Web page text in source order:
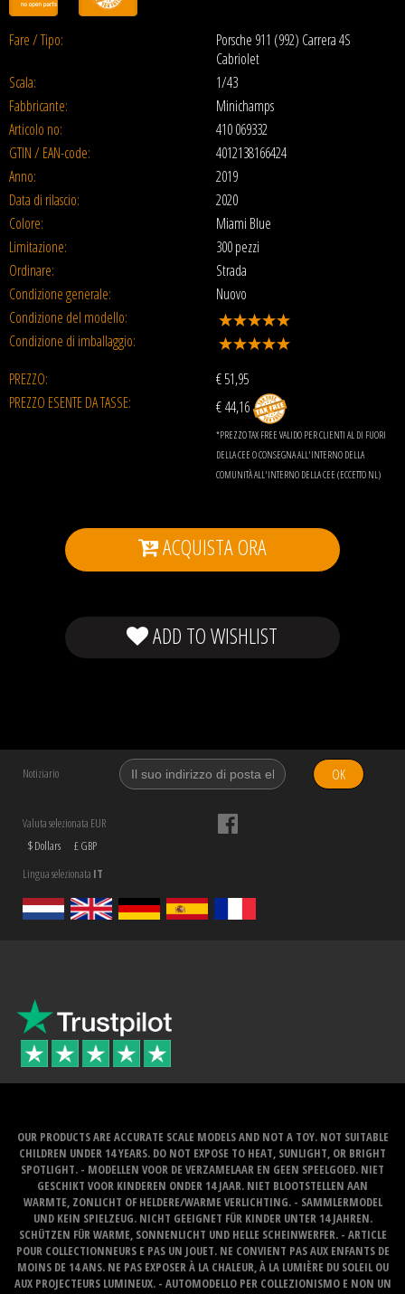
Fare / Tipo:
Porsche 911 (992) Carrera 4S
Cabriolet
Scala:
1/43
Fabbricante:
Minichamps
Articolo no:
410 069332
GTIN / EAN-code:
4012138166424
Anno:
2019
Data di rilascio:
2020
Colore:
Miami Blue
Limitazione:
300 pezzi
Ordinare:
Strada
Condizione generale:
Nuovo
Condizione del modello:
Condizione di imballaggio:
PREZZO:
€51,95
PREZZO ESENTE DA TASSE:
€ 44,16
*PREZZO TAX FREE VALIDO PER CLIENTI AL DI FUORI
DELLA CEE O CONSEGNA ALL'INTERNO DELLA
COMUNITÀ ALL'INTERNO DELLA CEE (ECCETTO NL)
ACQUISTA ORA
ADD TO WISHLIST
Notiziario OK
Valuta selezionata EUR
$ Dollars
£ GBP
Lingua selezionata IT
OUR PRODUCTS ARE ACCURATE SCALE MODELS AND NOT A TOY. NOT SUITABLE
CHILDREN UNDER 14 YEARS. DO NOT EXPOSE TO HEAT, SUNLIGHT, OR BRIGHT
SPOTLIGHT. - MODELLEN VOOR DE VERZAMELAAR EN GEEN SPEELGOED. NIET
GESCHIKT VOOR KINDEREN ONDER 14 JAAR. NIET BLOOTSTELLEN AAN
WARMTE, ZONLICHT OF HELDERE/WARME VERLICHTING. - SAMMLERMODEL
UND KEIN SPIELZEUG. NICHT GEEIGNET FÜR KINDER UNTER 14 JAHREN.
SCHÜTZEN FÜR WARME, SONNENLICHT UND HELLE SCHEINWERFER. - ARTICLE
POUR COLLECTIONNEURS E PAS UN JOUET. NE CONVIENT PAS AUX ENFANTS DE
MOINS DE 14 ANS. NE PAS EXPOSER À LA CHALEUR, À LA LUMIÈRE DU SOLEIL OU
AUX PROJECTEURS LUMINEUX. - AUTOMODELLO PER COLLEZIONISMO E NON UN